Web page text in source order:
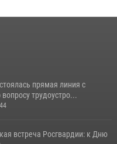
прямая линия с
трудоустро...
встреча Росгвардии: к Дню